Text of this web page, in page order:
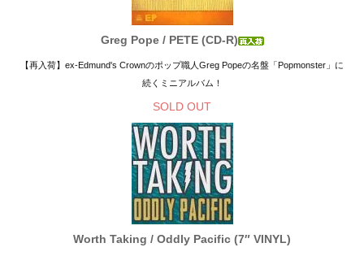
Greg Pope / PETE (CD-R)
【再入荷】ex-Edmund's Crownのポップ職人Greg Popeの名盤「Popmonster」に
続くミニアルバム！
SOLD OUT
Worth Taking / Oddly Pacific (7″ VINYL)